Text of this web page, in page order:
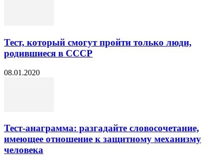
Тест, который смогут пройти только люди,
родившиеся в СССР
08.01.2020
Тест-анаграмма: разгадайте словосочетание,
имеющее отношение к защитному механизму
человека